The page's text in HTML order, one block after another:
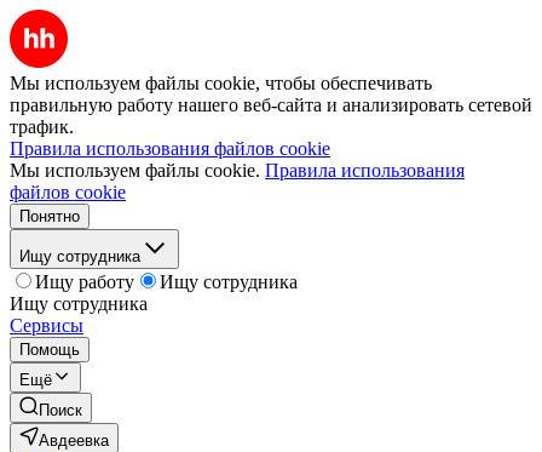
Мы используем файлы cookie, чтобы обеспечивать
правильную работу нашего веб-сайта и анализировать сетевой
трафик.
Правила использования файлов cookie
Мы используем файлы cookie. Правила использования
файлов cookie
Понятно
Ищу сотрудника
Ищу работу
Ищу сотрудника
Ищу сотрудника
Сервисы
Помощь
Ещё
Поиск
Авдеевка